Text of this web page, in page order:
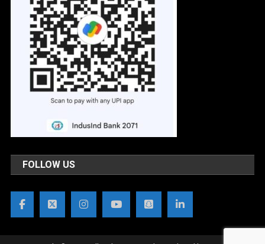
FOLLOW US